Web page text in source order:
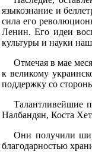
языкознание и
сила его
Ленин. Его идеи
культуры и науки
Отмечая в мае
к великому
поддержку со
Талантливейшие
Налбандян, Коста
Они получили
благодарностью